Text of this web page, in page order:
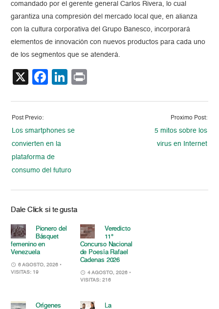
comandado por el gerente general Carlos Rivera, lo cual
garantiza una compresión del mercado local que, en alianza
con la cultura corporativa del Grupo Banesco, incorporará
elementos de innovación con nuevos productos para cada uno
de los segmentos que se atenderá.
X Facebook
LinkedIn
Post Previo:
Los smartphones se
convierten en la
plataforma de
consumo del futuro
Proximo Post:
5 mitos sobre los
virus en Internet
Dale Click si te gusta
Pionero del
Básquet
femenino en
Venezuela
6 AGOSTO, 2026 •
VISITAS: 19
Veredicto
11°
Concurso Nacional
de Poesía Rafael
Cadenas 2026
4 AGOSTO, 2026 •
VISITAS: 216
Orígenes
La